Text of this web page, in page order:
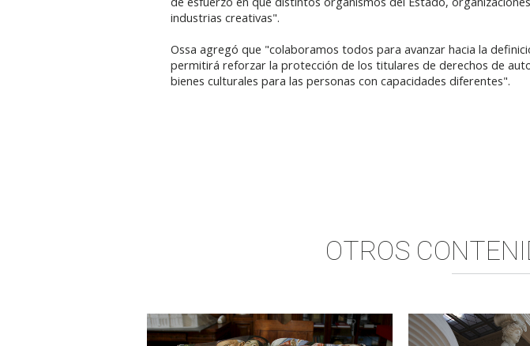
industrias creativas".
Ossa agregó que "colaboramos todos para avanzar hacia la
permitirá reforzar la protección de los titulares de derechos de
bienes culturales para las personas con capacidades diferentes".
OTROS